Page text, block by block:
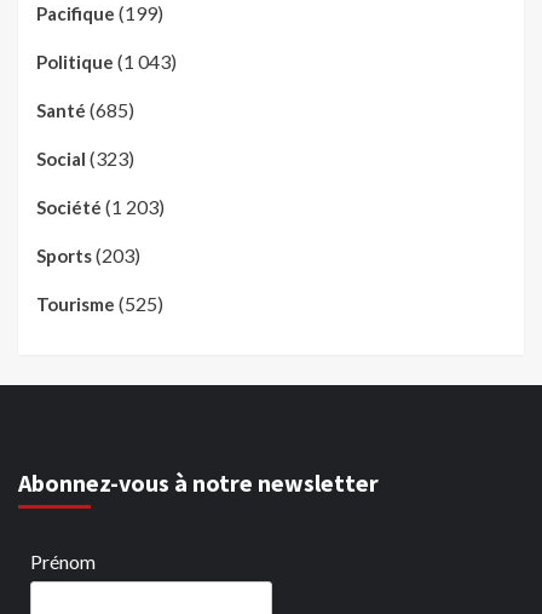
Pacifique (199)
Politique (1 043)
Santé (685)
Social (323)
Société (1 203)
Sports(203)
Tourisme (525)
Abonnez-vous à notre newsletter
Prénom